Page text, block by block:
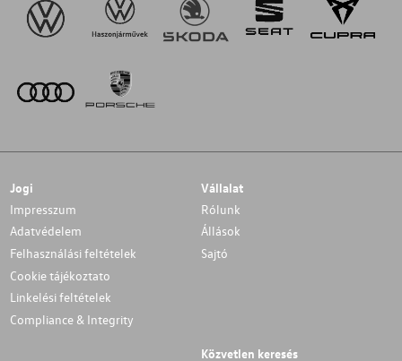
Jogi
Impresszum
Adatvédelem
Felhasználási feltételek
Cookie tájékoztato
Linkelési feltételek
Compliance & Integrity
Vállalat
Rólunk
Állások
Sajtó
Közvetlen keresés